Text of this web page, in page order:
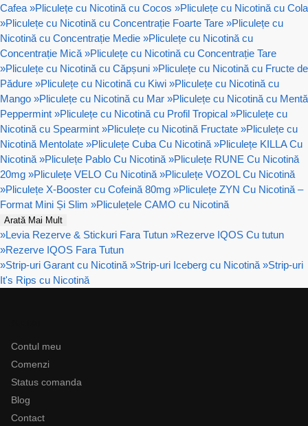
Cafea »Pliculețe cu Nicotină cu Cocos »Pliculețe cu Nicotină cu Cola
»Pliculețe cu Nicotină cu Concentrație Foarte Tare »Pliculețe cu
Nicotină cu Concentrație Medie »Pliculețe cu Nicotină cu
Concentrație Mică »Pliculețe cu Nicotină cu Concentrație Tare
»Pliculețe cu Nicotină cu Căpșuni »Pliculețe cu Nicotină cu Fructe de
Pădure »Pliculețe cu Nicotină cu Kiwi »Pliculețe cu Nicotină cu
Mango »Pliculețe cu Nicotină cu Mar »Pliculețe cu Nicotină cu Mentă
Peppermint »Pliculețe cu Nicotină cu Profil Tropical »Pliculețe cu
Nicotină cu Spearmint »Pliculețe cu Nicotină Fructate »Pliculețe cu
Nicotină Mentolate »Pliculețe Cuba Cu Nicotină »Pliculețe KILLA Cu
Nicotină »Pliculețe Pablo Cu Nicotină »Pliculețe RUNE Cu Nicotină
20mg »Pliculețe VELO Cu Nicotină »Pliculețe VOZOL Cu Nicotină
»Pliculețe X-Booster cu Cofeină 80mg »Pliculețe ZYN Cu Nicotină –
Format Mini Și Slim »Pliculețele CAMO cu Nicotină
Arată Mai Mult
»Levia Rezerve & Stickuri Fara Tutun »Rezerve IQOS Cu tutun
»Rezerve IQOS Fara Tutun
»Strip-uri Garant cu Nicotină »Strip-uri Iceberg cu Nicotină »Strip-uri
It's Rips cu Nicotină
Contul meu
Comenzi
Status comanda
Blog
Contact